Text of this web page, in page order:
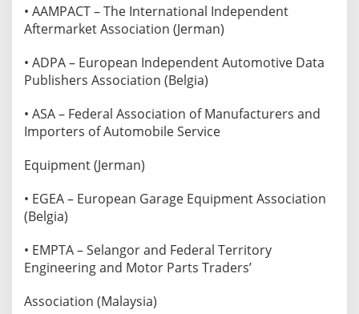
• AAMPACT – The International Independent
Aftermarket Association (Jerman)
• ADPA – European Independent Automotive Data
Publishers Association (Belgia)
• ASA – Federal Association of Manufacturers and
Importers of Automobile Service
Equipment (Jerman)
• EGEA – European Garage Equipment Association
(Belgia)
• EMPTA – Selangor and Federal Territory
Engineering and Motor Parts Traders’
Association (Malaysia)